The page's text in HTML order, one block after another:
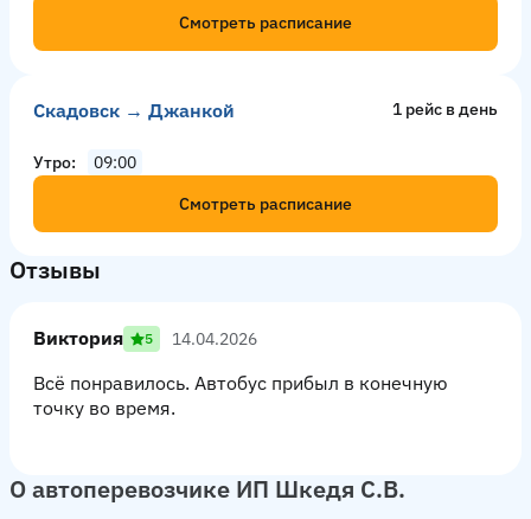
Смотреть расписание
Скадовск → Джанкой 1 рейс в день
Утро
09:00
Смотреть расписание
Отзывы
Виктория 5 14.04.2026
Всё понравилось. Автобус прибыл в конечную
точку во время.
О автоперевозчике ИП Шкедя С.В.